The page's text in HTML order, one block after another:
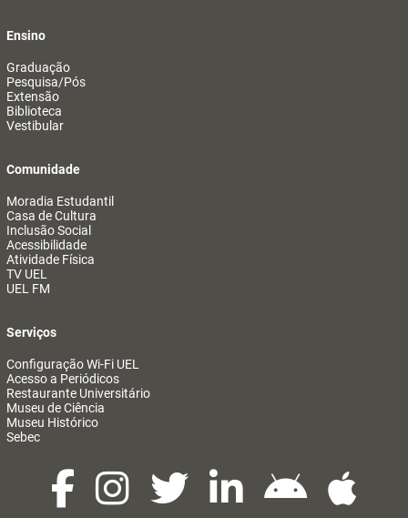
Ensino
Graduação
Pesquisa/Pós
Extensão
Biblioteca
Vestibular
Comunidade
Moradia Estudantil
Casa de Cultura
Inclusão Social
Acessibilidade
Atividade Física
TV UEL
UEL FM
Serviços
Configuração Wi-Fi UEL
Acesso a Periódicos
Restaurante Universitário
Museu de Ciência
Museu Histórico
Sebec